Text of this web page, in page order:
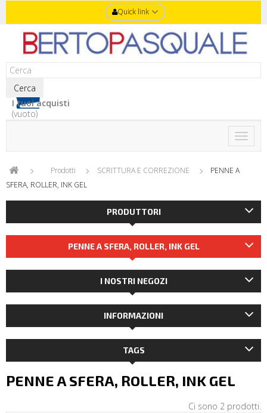
Quick link
Cerca
I tuoi acquisti
(vuoto)
Toggle
Prodotti SCRITTURA E CORREZIONE
PENNE A
SFERA, ROLLER, INK GEL
PRODUTTORI
PENNE A SFERA, ROLLER, INK GEL
I NOSTRI NEGOZI
INFORMAZIONI
TAGS
PENNE A SFERA, ROLLER, INK GEL
Ci sono 2 prodotti.